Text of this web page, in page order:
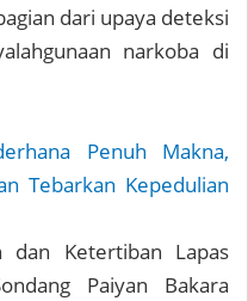
dari upaya deteksi
narkoba di
Penuh Makna,
Tebarkan Kepedulian
dan Ketertiban Lapas
Paiyan Bakara